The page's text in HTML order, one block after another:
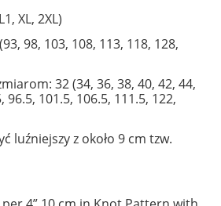
XL, 2XL)
98, 103, 108, 113, 118, 128,
32 (34, 36, 38, 40, 42, 44,
96.5, 101.5, 106.5, 111.5, 122,
luźniejszy z około 9 cm tzw.